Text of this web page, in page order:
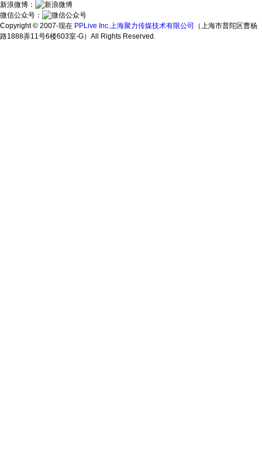
新浪微博：
微信公众号：
Copyright © 2007-现在 PPLive Inc.上海聚力传媒技术有限公司
（上海市普陀区曹杨
路1888弄11号6楼603室-G）All Rights Reserved.